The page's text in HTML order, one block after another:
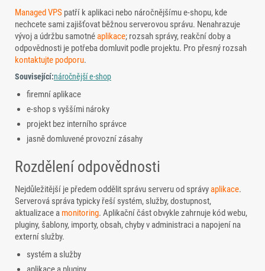
Managed VPS patří k aplikaci nebo náročnějšímu e-shopu, kde
nechcete sami zajišťovat běžnou serverovou správu. Nenahrazuje
vývoj a údržbu samotnéaplikace; rozsah správy, reakční doby a
odpovědnosti je potřeba domluvit podle projektu. Pro přesný rozsah
kontaktujte podporu.
Související:náročnější e-shop
firemní aplikace
e-shop s vyššími nároky
projekt bez interního správce
jasně domluvené provozní zásahy
Rozdělení odpovědnosti
Nejdůležitější je předem oddělit správu serveru od správyaplikace.
Serverová správa typicky řeší systém, služby, dostupnost,
aktualizace a monitoring. Aplikační část obvykle zahrnuje kód webu,
pluginy, šablony, importy, obsah, chyby v administraci a napojení na
externí služby.
systém a služby